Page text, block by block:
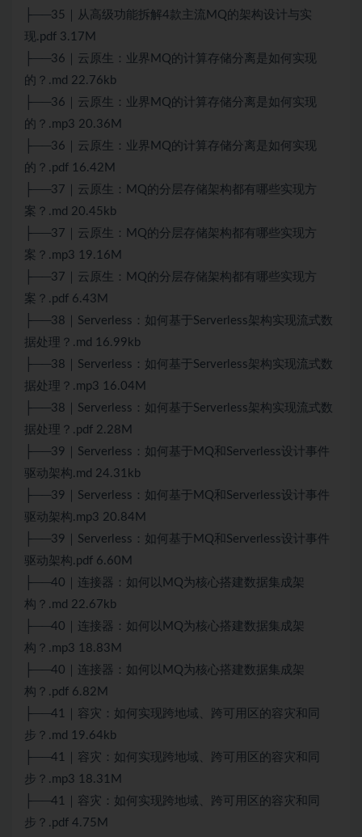
├──35｜从高级功能拆解4款主流MQ的架构设计与实
现.pdf 3.17M
├──36｜云原生：业界MQ的计算存储分离是如何实现
的？.md 22.76kb
├──36｜云原生：业界MQ的计算存储分离是如何实现
的？.mp3 20.36M
├──36｜云原生：业界MQ的计算存储分离是如何实现
的？.pdf 16.42M
├──37｜云原生：MQ的分层存储架构都有哪些实现方
案？.md 20.45kb
├──37｜云原生：MQ的分层存储架构都有哪些实现方
案？.mp3 19.16M
├──37｜云原生：MQ的分层存储架构都有哪些实现方
案？.pdf 6.43M
├──38｜Serverless：如何基于Serverless架构实现流式数
据处理？.md 16.99kb
├──38｜Serverless：如何基于Serverless架构实现流式数
据处理？.mp3 16.04M
├──38｜Serverless：如何基于Serverless架构实现流式数
据处理？.pdf 2.28M
├──39｜Serverless：如何基于MQ和Serverless设计事件
驱动架构.md 24.31kb
├──39｜Serverless：如何基于MQ和Serverless设计事件
驱动架构.mp3 20.84M
├──39｜Serverless：如何基于MQ和Serverless设计事件
驱动架构.pdf 6.60M
├──40｜连接器：如何以MQ为核心搭建数据集成架
构？.md 22.67kb
├──40｜连接器：如何以MQ为核心搭建数据集成架
构？.mp3 18.83M
├──40｜连接器：如何以MQ为核心搭建数据集成架
构？.pdf 6.82M
├──41｜容灾：如何实现跨地域、跨可用区的容灾和同
步？.md 19.64kb
├──41｜容灾：如何实现跨地域、跨可用区的容灾和同
步？.mp3 18.31M
├──41｜容灾：如何实现跨地域、跨可用区的容灾和同
步？.pdf 4.75M